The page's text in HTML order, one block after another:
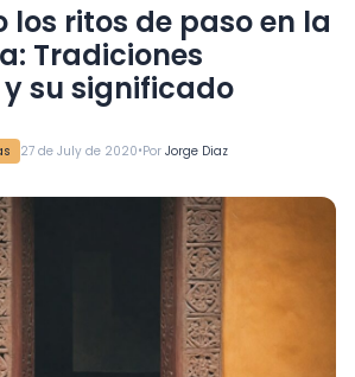
27 de July de 2020•Por Jorge Diaz
Tradiciones
su significado